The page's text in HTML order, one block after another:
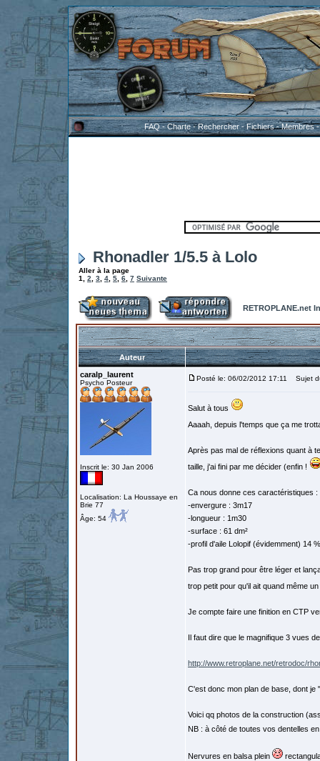
FAQ-Charte-Rechercher-Fichiers-Membres
Rhonadler 1/5.5 à Lolo
Aller à la page
1
2 3 4 5 6 7 Suivante
RETROPLANE.net
Auteur
caralp_laurent
Psycho Posteur
Inscrit le: 30 Jan 2006
Localisation: La Houssaye en
Brie 77
Âge: 54
Posté le: 06/02/2012 17:11 Sujet
Salut à tous
Aaaah, depuis l'temps que ça me
Après pas mal de réflexions quant à
taille, j'ai fini par me décider (enfin !
Ca nous donne ces caractéristiques :
-envergure : 3m17
-longueur : 1m30
-surface : 61 dm²
-profil d'aile Lolopif (évidemment) 14
Pas trop grand pour être léger et
trop petit pour qu'il ait quand même
Je compte faire une finition en CTP
Il faut dire que le magnifique 3 vues
http://www.retroplane.net/retrodoc/
C'est donc mon plan de base, dont
Voici qq photos de la construction
NB : à côté de toutes vos dentelles
Nervures en balsa plein